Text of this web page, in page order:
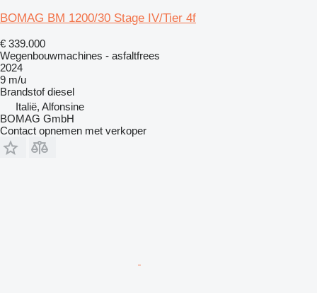
BOMAG BM 1200/30 Stage IV/Tier 4f
€ 339.000
Wegenbouwmachines - asfaltfrees
2024
9 m/u
Brandstof diesel
Italië, Alfonsine
BOMAG GmbH
Contact opnemen met verkoper